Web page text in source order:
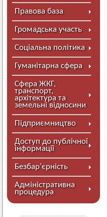
Правова база
Громадська участь
Соціальна політика
Гуманітарна сфера
Сфера ЖКГ,
транспорт,
архітектура та
земельні відносини
Підприємництво
Доступ до публічної
інформації
Безбар’єрність
Адміністративна
процедура